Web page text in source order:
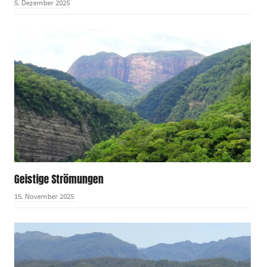
5. Dezember 2025
Geistige Strömungen
15. November 2025